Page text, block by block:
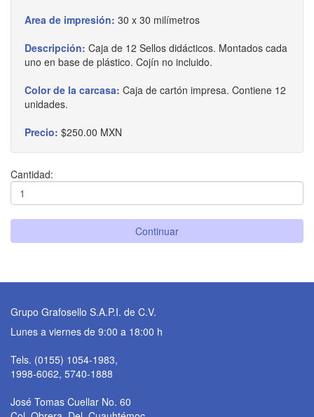
Area de impresión: 30 x 30 milímetros
Descripción: Caja de 12 Sellos didácticos. Montados cada
uno en base de plástico. Cojín no incluido.
Color de la carcasa: Caja de cartón impresa. Contiene 12
unidades.
Precio: $250.00 MXN
Cantidad:
Continuar
Grupo Grafosello S.A.P.I. de C.V.
Lunes a viernes de 9:00 a 18:00 h
Tels. (0155) 1054-1983,
1998-6062, 5740-1888
José Tomas Cuellar No. 60